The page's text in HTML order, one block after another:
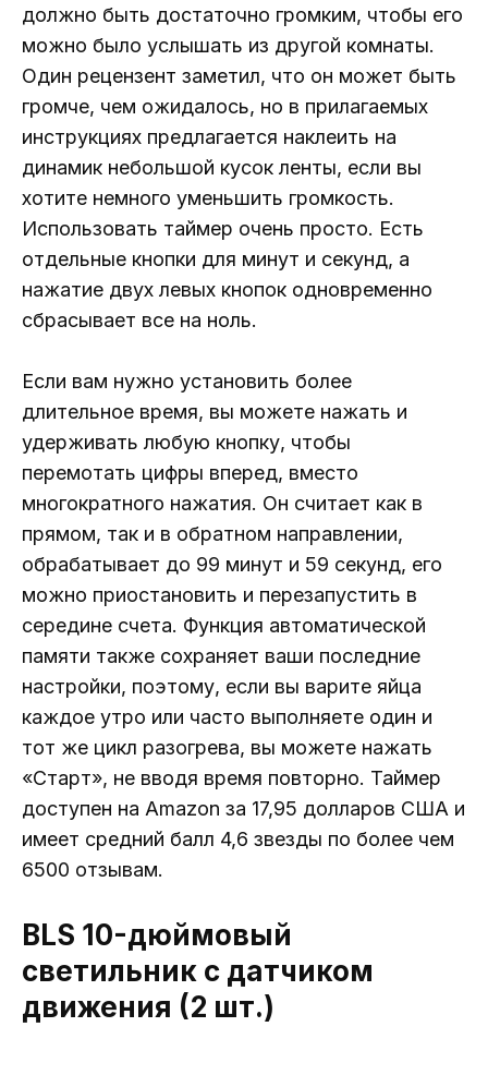
должно быть достаточно громким, чтобы его
можно было услышать из другой комнаты.
Один рецензент заметил, что он может быть
громче, чем ожидалось, но в прилагаемых
инструкциях предлагается наклеить на
динамик небольшой кусок ленты, если вы
хотите немного уменьшить громкость.
Использовать таймер очень просто. Есть
отдельные кнопки для минут и секунд, а
нажатие двух левых кнопок одновременно
сбрасывает все на ноль.
Если вам нужно установить более
длительное время, вы можете нажать и
удерживать любую кнопку, чтобы
перемотать цифры вперед, вместо
многократного нажатия. Он считает как в
прямом, так и в обратном направлении,
обрабатывает до 99 минут и 59 секунд, его
можно приостановить и перезапустить в
середине счета. Функция автоматической
памяти также сохраняет ваши последние
настройки, поэтому, если вы варите яйца
каждое утро или часто выполняете один и
тот же цикл разогрева, вы можете нажать
«Старт», не вводя время повторно. Таймер
доступен на Amazon за 17,95 долларов США и
имеет средний балл 4,6 звезды по более чем
6500 отзывам.
BLS 10-дюймовый
светильник с датчиком
движения (2 шт.)